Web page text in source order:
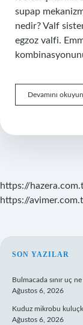
supap
nedir? Valf
egzoz valfi.
Devamını okuyun
https://
https://
SON YAZILAR
Bulmacada sınır uç
Ağustos 6, 2026
Kuduz mikrobu
Ağustos 6, 2026